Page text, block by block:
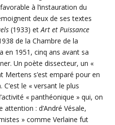
à l’instauration du
deux de ses textes
(1933) etArt et Puissance
de la Chambre de la
en 1951, cinq ans avant sa
Un poète dissecteur, un «
Mertens s’est emparé pour en
le « versant le plus
« panthéonique » qui, on
attention : d’André Vésale,
» comme Verlaine fut